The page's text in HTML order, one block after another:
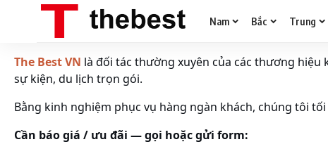
Nam Bắc Trung
The Best VN là đối tác thường xuyên của các thương
sự kiện, du lịch trọn gói.
Bằng kinh nghiệm phục vụ hàng ngàn khách, chúng tôi
Cần báo giá / ưu đãi — gọi hoặc gửi form: